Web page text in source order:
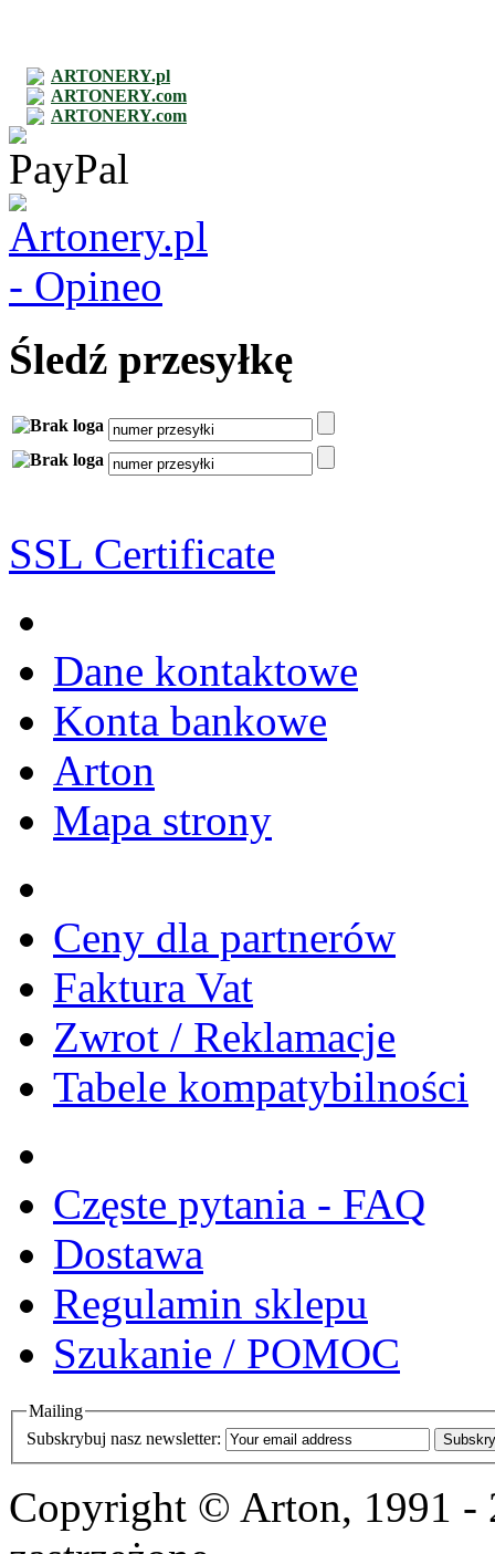
ARTONERY.pl
ARTONERY.com
ARTONERY.com
Śledź przesyłkę
SSL Certificate
Dane kontaktowe
Konta bankowe
Arton
Mapa strony
Ceny dla partnerów
Faktura Vat
Zwrot / Reklamacje
Tabele kompatybilności
Częste pytania - FAQ
Dostawa
Regulamin sklepu
Szukanie / POMOC
Mailing
Subskrybuj nasz newsletter:
Copyright © Arton, 1991 -